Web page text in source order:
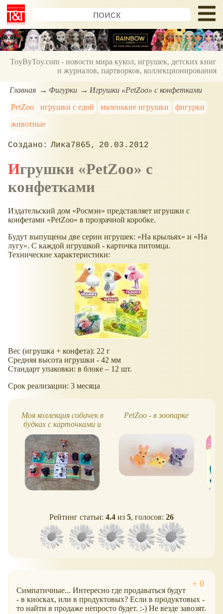
ToyByToy.com - новости мира кукол, игрушек, детских книг
и журналов, партворков, коллекционирования
Главная Фигурки
Игрушки «PetZoo» с конфетками
PetZoo
игрушки с едой маленькие игрушки
фигурки
животные
Лика7865 20.03.2012
Игрушки PetZoo
с
конфетками
Издательский дом «Росмэн» представляет игрушки с
конфетами «PetZoo» в прозрачной коробке.
Будут выпущены две серии игрушек: «На крыльях» и «На
лугу». С каждой игрушкой - карточка питомца.
Технические характеристики:
Вес (игрушка + конфета): 22 г
Средняя высота игрушки - 42 мм
Стандарт упаковки: в блоке – 12 шт.
Срок реализации: 3 месяца
Моя коллекция собачек в
будках с карточками и
драже the dog collection
PetZoo - в зоопарке
Рейтинг статьи: 4.4 из 5, голосов: 26
Симпатичные... Интересно где продаваться будут
- в киосках, или в продуктовых? Если в продуктовых -
то найти в продаже непросто будет. :-) Не везде завозят.